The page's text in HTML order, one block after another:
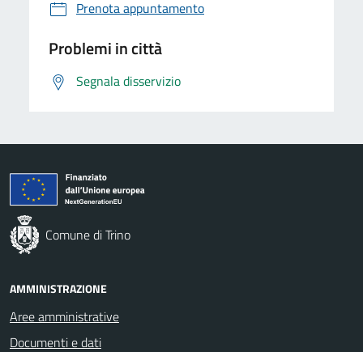
Prenota appuntamento
Problemi in città
Segnala disservizio
Comune di Trino
AMMINISTRAZIONE
Aree amministrative
Documenti e dati